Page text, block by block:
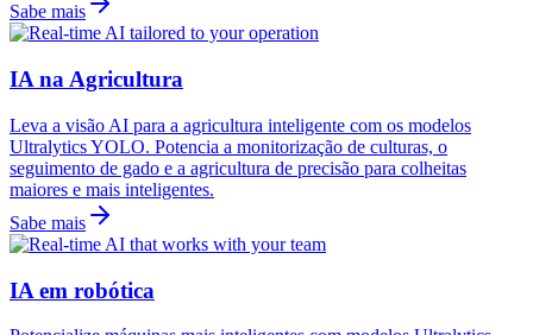
Sabe mais
IA na Agricultura
Leva a visão AI para a agricultura inteligente com os modelos
Ultralytics YOLO. Potencia a monitorização de culturas, o
seguimento de gado e a agricultura de precisão para colheitas
maiores e mais inteligentes.
Sabe mais
IA em robótica